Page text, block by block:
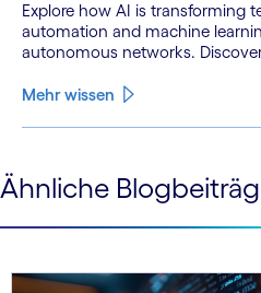
Explore how AI is
automation and machine
autonomous networks.
Mehr wissen
See more See less
Ähnliche